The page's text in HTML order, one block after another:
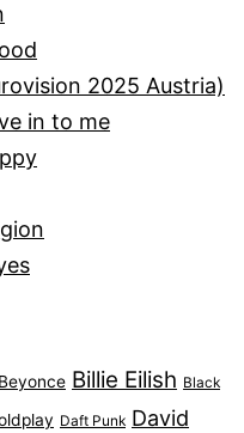
2025 Austria)
in to me
Beyonce Billie Eilish Black
Daft Punk David